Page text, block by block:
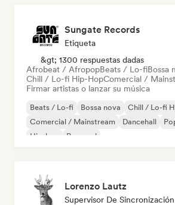
Sungate Records
Etiqueta
&gt; 1300 respuestas dadas
Afrobeat / AfropopBeats / Lo-fiBossa
Chill / Lo-fi Hip-HopComercial /
Firmar artistas o lanzar su música
Beats / Lo-fi Bossa nova
Chill / Lo-fi
Comercial / Mainstream
Dancehall
Hip-hop
Pop soul
Lorenzo Lautz
Supervisor De Sincronización